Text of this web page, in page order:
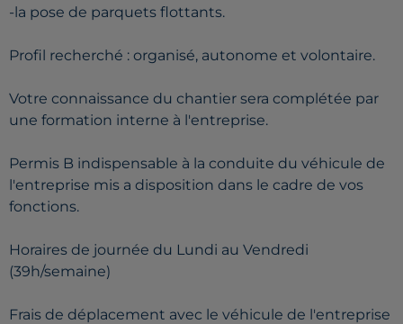
-la pose de parquets flottants.
Profil recherché : organisé, autonome et volontaire.
Votre connaissance du chantier sera complétée par
une formation interne à l'entreprise.
Permis B indispensable à la conduite du véhicule de
l'entreprise mis a disposition dans le cadre de vos
fonctions.
Horaires de journée du Lundi au Vendredi
(39h/semaine)
Frais de déplacement avec le véhicule de l'entreprise